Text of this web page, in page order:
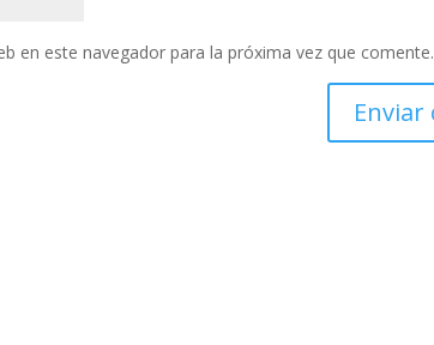
en este navegador para la próxima vez que comente.